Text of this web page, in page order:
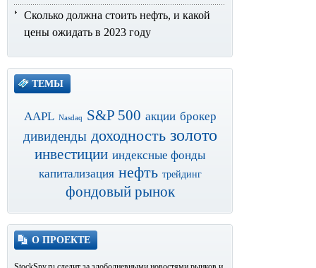
Сколько должна стоить нефть, и какой
цены ожидать в 2023 году
ТЕМЫ
AAPL Nasdaq S&P 500 акции брокер
дивиденды доходность золото
инвестиции индексные фонды
капитализация нефть трейдинг
фондовый рынок
О ПРОЕКТЕ